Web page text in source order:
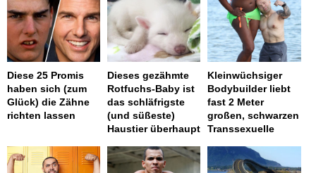
Diese 25 Promis
haben sich (zum
Glück) die Zähne
richten lassen
Dieses gezähmte
Rotfuchs-Baby ist
das schläfrigste
(und süßeste)
Haustier überhaupt
Kleinwüchsiger
Bodybuilder liebt
fast 2 Meter
großen, schwarzen
Transsexuelle